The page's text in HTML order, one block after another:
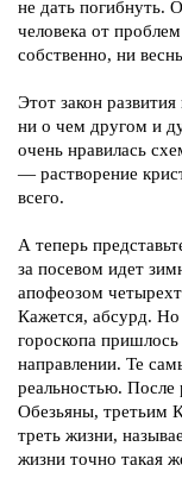
не дать
человека от
собственно, ни
Этот закон
ни о чем другом и
очень нравилась
— растворение
всего.
А теперь
за посевом идет
апофеозом
Кажется, абсурд.
гороскопа
направлении. Те
реальностью. После
Обезьяны, третьим
треть жизни,
жизни точно такая